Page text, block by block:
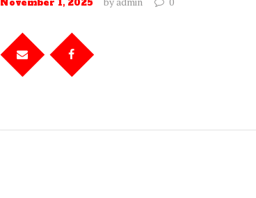
November 1, 2025